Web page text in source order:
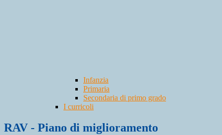
Infanzia
Primaria
Secondaria di primo grado
I curricoli
RAV - Piano di miglioramento